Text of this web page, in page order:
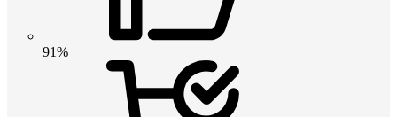
91%